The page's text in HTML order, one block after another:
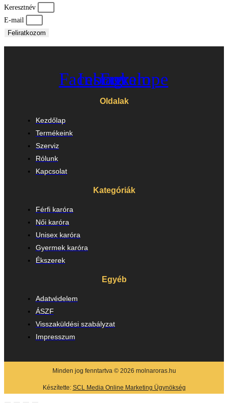
Keresztnév
E-mail
Feliratkozom
Facebook
Instagram
Envelope
Oldalak
Kezdőlap
Termékeink
Szerviz
Rólunk
Kapcsolat
Kategóriák
Férfi karóra
Női karóra
Unisex karóra
Gyermek karóra
Ékszerek
Egyéb
Adatvédelem
ÁSZF
Visszaküldési szabályzat
Impresszum
Minden jog fenntartva © 2026 molnaroras.hu
Készítette: SCL Media Online Marketing Ügynökség